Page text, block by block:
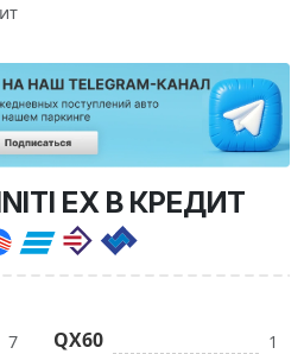
EX В КРЕДИТ
7 QX60 1